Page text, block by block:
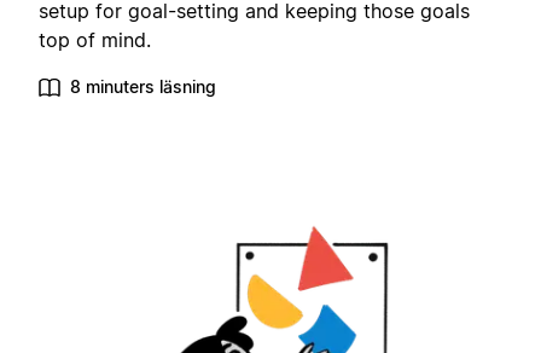
setup for goal-setting and keeping those goals
top of mind.
8 minuters läsning